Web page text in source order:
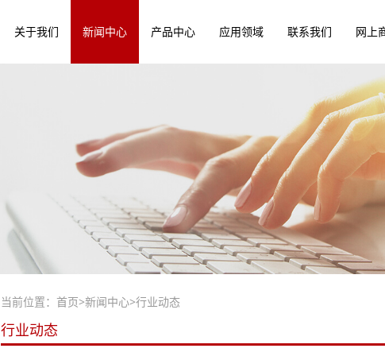
关于我们 新闻中心 产品中心 应用领域 联系我们 网上
当前位置： 首页>新闻中心>行业动态
行业动态